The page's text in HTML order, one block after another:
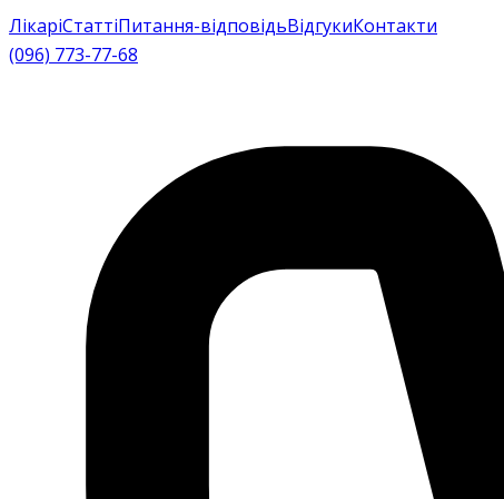
ЛікаріСтаттіПитання-відповідьВідгукиКонтакти
(096) 773-77-68